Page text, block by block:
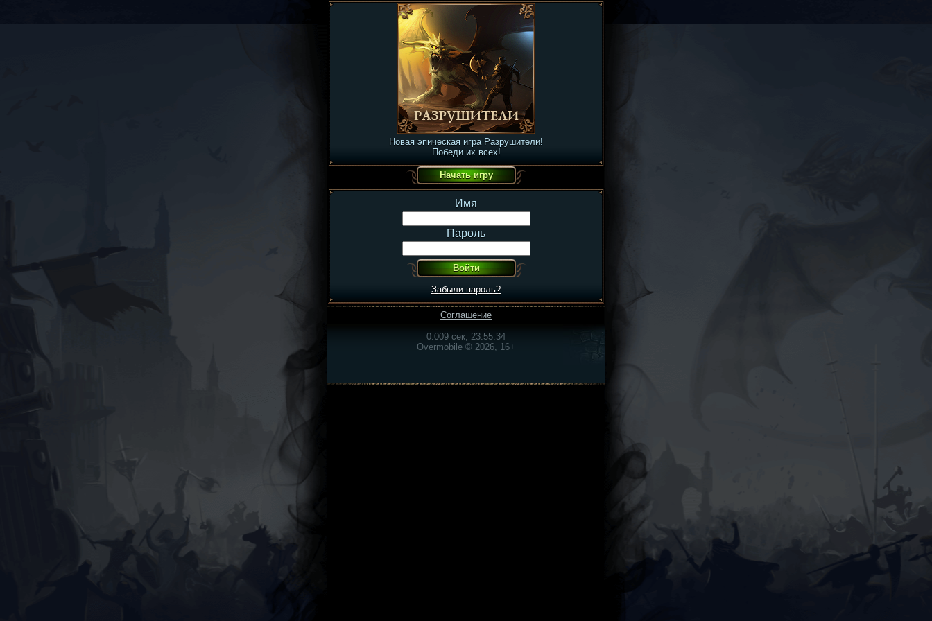
Новая эпическая игра Разрушители!
Победи их всех!
Имя
Пароль
Забыли пароль?
Соглашение
0.009 сек, 23:55:34
Overmobile © 2026, 16+